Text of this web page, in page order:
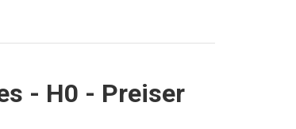
- H0 - Preiser